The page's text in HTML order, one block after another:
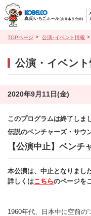
TOPページ 公演･イベント情報
公演・イベント
2020年9月11日(金)
このプログラムは終了しま
伝説のベンチャーズ・サウ
【公演中止】ベンチ
本公演は、中止となりました
詳しくはこちらのページを
1960年代、日本中に空前の